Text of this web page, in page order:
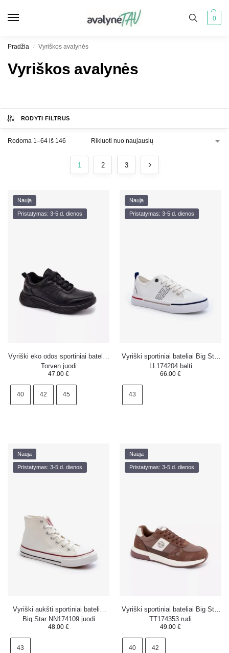
0
Pradžia / Vyriškos avalynės
Vyriškos avalynės
RODYTI FILTRUS
Rodoma 1–64 iš 146
1 2 3
Nauja
Pristatymas: 3-5 d. dienos
Vyriški eko odos sportiniai bateliai
Torven juodi
47.00 €
40 42 45
Nauja
Pristatymas: 3-5 d. dienos
Vyriški sportiniai bateliai Big Star
LL174204 balti
66.00 €
43
Nauja
Pristatymas: 3-5 d. dienos
Vyriški aukšti sportiniai bateliai
Big Star NN174109 juodi
48.00 €
43
Nauja
Pristatymas: 3-5 d. dienos
Vyriški sportiniai bateliai Big Star
TT174353 rudi
49.00 €
40 42